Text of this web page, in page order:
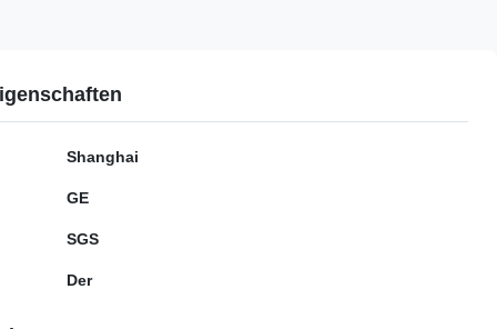
Shanghai
GE
SGS
Der